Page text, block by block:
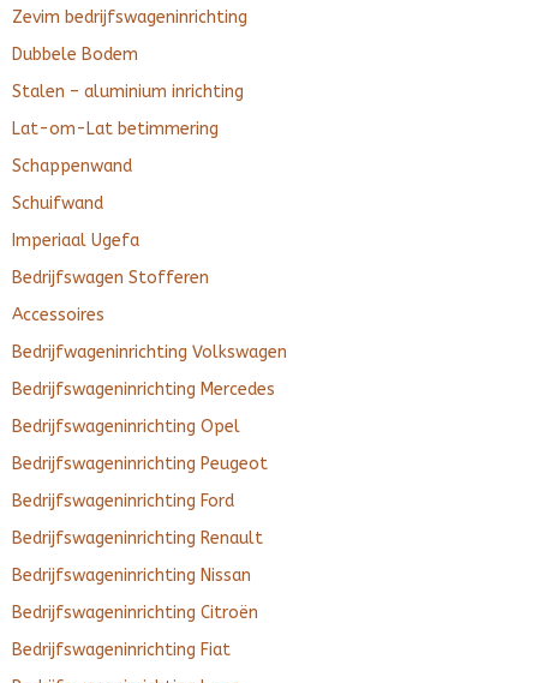
Zevim bedrijfswageninrichting
Dubbele Bodem
Stalen – aluminium inrichting
Lat-om-Lat betimmering
Schappenwand
Schuifwand
Imperiaal Ugefa
Bedrijfswagen Stofferen
Accessoires
Bedrijfwageninrichting Volkswagen
Bedrijfswageninrichting Mercedes
Bedrijfswageninrichting Opel
Bedrijfswageninrichting Peugeot
Bedrijfswageninrichting Ford
Bedrijfswageninrichting Renault
Bedrijfswageninrichting Nissan
Bedrijfswageninrichting Citroën
Bedrijfswageninrichting Fiat